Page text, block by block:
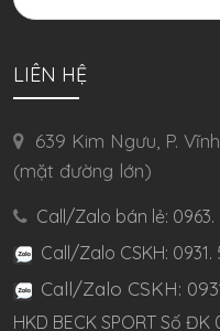
LIÊN HỆ
639 Kim Ngưu, P.
(mặt đường lớn)
Call/Zalo bán lẻ: 0963.
Call/Zalo CSKH: 0931.
Call/Zalo CSKH:
HKD BECK SPORT Số